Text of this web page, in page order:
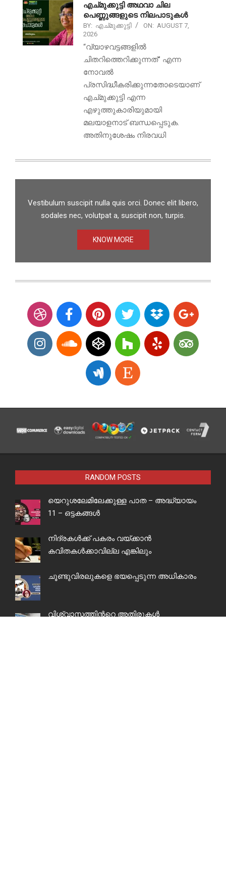
എച്മുക്കുട്ടി അഥവാ ചില
പെണ്ണുങ്ങളുടെ നിലപാടുകൾ
BY: എച്മുക്കുട്ടി ON: AUGUST 7,
2026
“വ്യാഴവട്ടങ്ങളിൽ
ചിതറിത്തെറിക്കുന്നത്” എന്ന
നോവൽ
പ്രസിദ്ധീകരിക്കുന്നതോടെയാണ്
എച്മുക്കുട്ടി എന്ന
എഴുത്തുകാരിയുമായി
മലയാളനാട് ബന്ധപ്പെടുക.
അതിനുശേഷം നിരവധി
Vestibulum suscipit nulla quis orci. Donec elit libero,
sodales nec, volutpat a, suscipit non, turpis.
KNOW MORE
RANDOM POSTS
യെറുശലേമിലേക്കുള്ള പാത – അദ്ധ്യായം
11 – ഒട്ടകങ്ങൾ
നിദ്രകൾക്ക് പകരം വയ്ക്കാൻ
കവിതകൾക്കാവില്ല എങ്കിലും
ചൂണ്ടുവിരലുകളെ ഭയപ്പെടുന്ന അധികാരം
വിശ്വാസത്തിന്‍റെ അതിരുകള്‍